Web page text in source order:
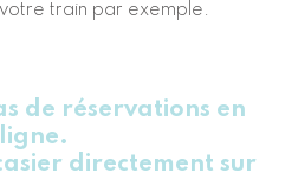
train par exemple.
de réservations en
ligne.
directement sur